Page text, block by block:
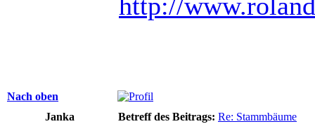
Nach oben
Janka
Betreff des Beitrags: Re: Stammbäume